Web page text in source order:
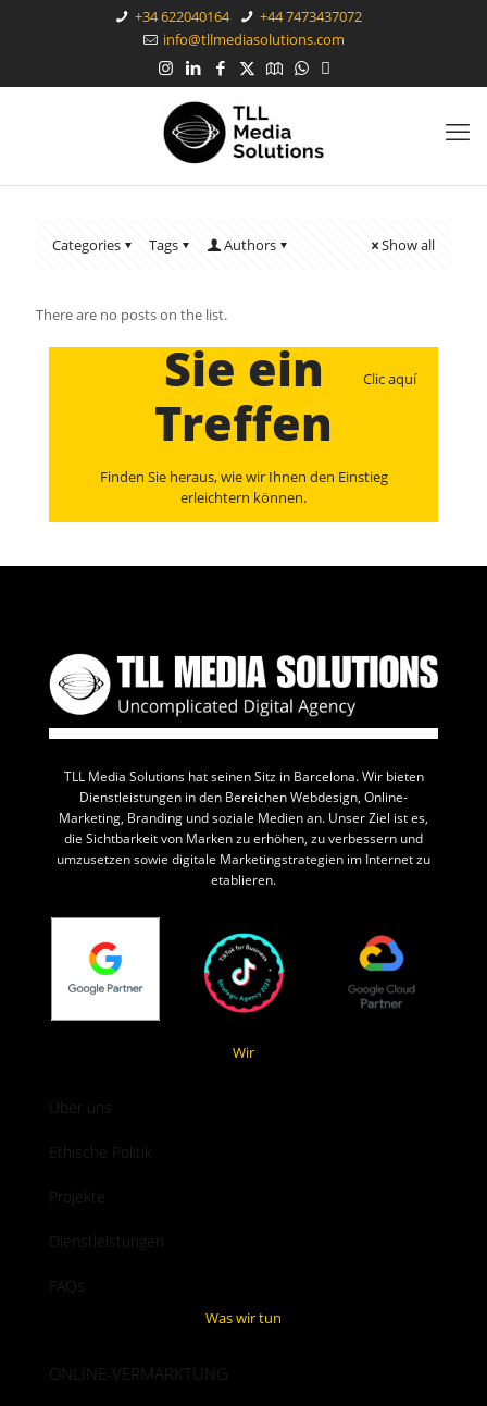
+34 622040164
+44 7473437072
info@tllmediasolutions.com
Categories Tags Authors Show all
There are no posts on the list.
Clic aquí
Terminieren
Sie ein
Treffen
Finden Sie heraus, wie wir Ihnen den Einstieg
erleichtern können.
TLL Media Solutions hat seinen Sitz in Barcelona. Wir bieten
Dienstleistungen in den Bereichen Webdesign, Online-
Marketing, Branding und soziale Medien an. Unser Ziel ist es,
die Sichtbarkeit von Marken zu erhöhen, zu verbessern und
umzusetzen sowie digitale Marketingstrategien im Internet zu
etablieren.
Wir
Über uns
Ethische Politik
Projekte
Dienstleistungen
FAQs
Was wir tun
ONLINE-VERMARKTUNG